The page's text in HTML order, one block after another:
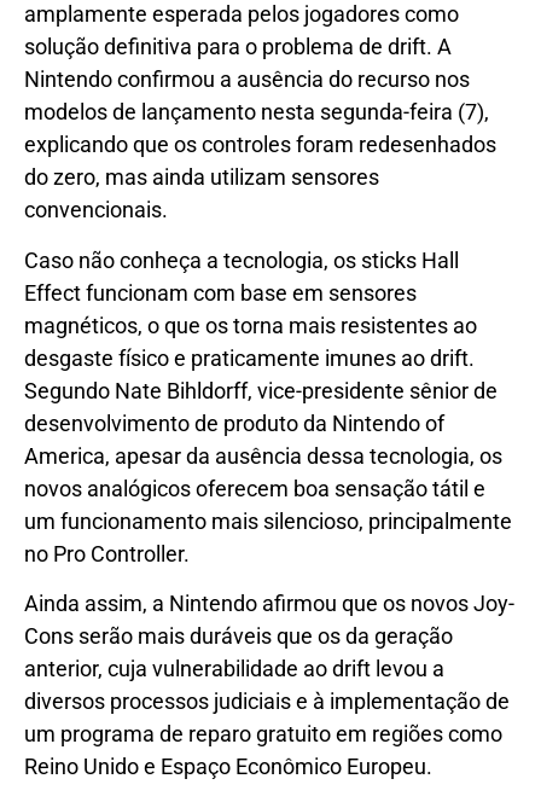
amplamente esperada pelos jogadores como
solução definitiva para o problema de drift. A
Nintendo confirmou a ausência do recurso nos
modelos de lançamento nesta segunda-feira (7),
explicando que os controles foram redesenhados
do zero, mas ainda utilizam sensores
convencionais.
Caso não conheça a tecnologia, os sticks Hall
Effect funcionam com base em sensores
magnéticos, o que os torna mais resistentes ao
desgaste físico e praticamente imunes ao drift.
Segundo Nate Bihldorff, vice-presidente sênior de
desenvolvimento de produto da Nintendo of
America, apesar da ausência dessa tecnologia, os
novos analógicos oferecem boa sensação tátil e
um funcionamento mais silencioso, principalmente
no Pro Controller.
Ainda assim, a Nintendo afirmou que os novos Joy-
Cons serão mais duráveis que os da geração
anterior, cuja vulnerabilidade ao drift levou a
diversos processos judiciais e à implementação de
um programa de reparo gratuito em regiões como
Reino Unido e Espaço Econômico Europeu.